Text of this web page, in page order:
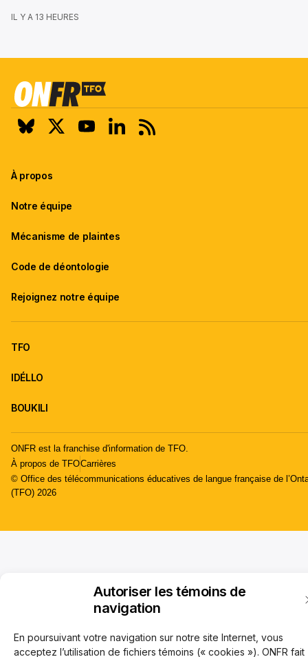
Autoriser les témoins de
navigation
En poursuivant votre navigation sur notre site Internet, vous
acceptez l’utilisation de fichiers témoins (« cookies »). ONFR fait
IL Y A 13 HEURES
À propos
Notre équipe
Mécanisme de plaintes
Code de déontologie
Rejoignez notre équipe
TFO
IDÉLLO
BOUKILI
ONFR est la franchise d'information de TFO.
À propos de TFOCarrières
© Office des télécommunications éducatives de langue française de
(TFO) 2026